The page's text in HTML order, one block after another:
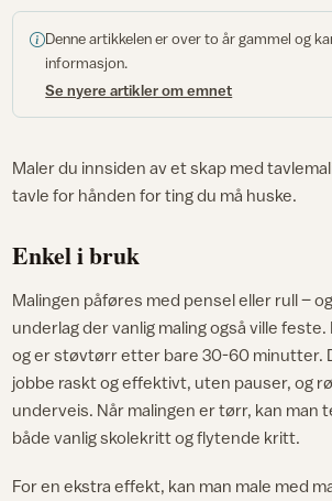
Denne artikkelen er over to år gammel og
informasjon.
Se nyere artikler om emnet
Maler du innsiden av et skap med
tavle for hånden for ting du må huske.
Enkel i bruk
Malingen påføres med pensel eller rull –
underlag der vanlig maling også ville
og er støvtørr etter bare 30-60 minutter.
jobbe raskt og effektivt, uten pauser, og
underveis. Når malingen er tørr, kan man
både vanlig skolekritt og flytende kritt.
For en ekstra effekt, kan man male med